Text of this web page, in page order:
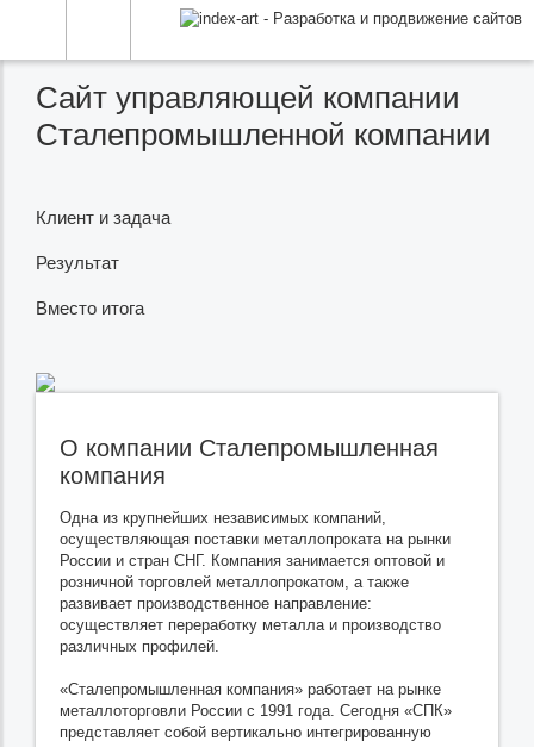
Сайт управляющей компании
Сталепромышленной компании
Клиент и задача
Результат
Вместо итога
О компании Сталепромышленная
компания
Одна из крупнейших независимых компаний,
осуществляющая поставки металлопроката на рынки
России и стран СНГ. Компания занимается оптовой и
розничной торговлей металлопрокатом, а также
развивает производственное направление:
осуществляет переработку металла и производство
различных профилей.
«Сталепромышленная компания» работает на рынке
металлоторговли России с 1991 года. Сегодня «СПК»
представляет собой вертикально интегрированную